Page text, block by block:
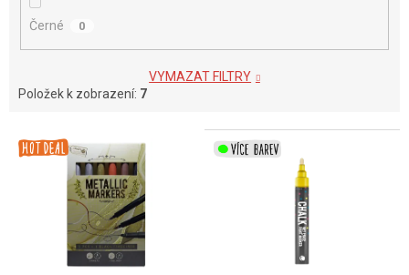
Černé 0
VYMAZAT FILTRY
Položek k zobrazení: 7
V